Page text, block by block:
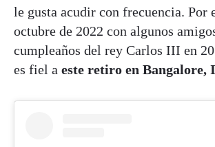
le gusta acudir con frecuencia. Por
octubre de 2022 con algunos
cumpleaños del rey Carlos III en
es fiel a este retiro en Bangalore,